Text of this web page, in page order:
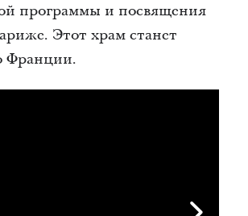
программы и посвящения
Этот храм станет
Франции.